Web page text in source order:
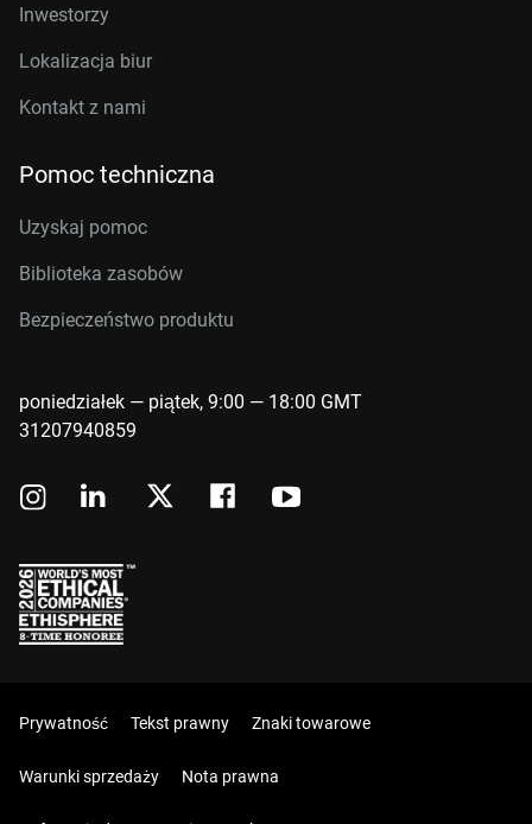
Inwestorzy
Lokalizacja biur
Kontakt z nami
Pomoc techniczna
Uzyskaj pomoc
Biblioteka zasobów
Bezpieczeństwo produktu
poniedziałek — piątek, 9:00 — 18:00 GMT
31207940859
Prywatność Tekst prawny Znaki towarowe
Warunki sprzedaży Nota prawna